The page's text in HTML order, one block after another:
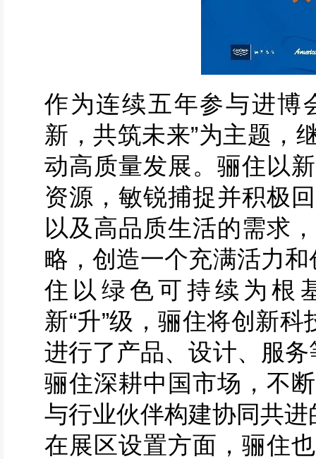
作为连续五年参与进博
新，共筑未来”为主题，
动高质量发展。骊住以
资源，敏锐捕捉并积极
以及高品质生活的需求，
略，创造一个充满活力和
住以绿色可持续为根
新“升”级，骊住将创新
进行了产品、设计、服务
骊住深耕中国市场，不
与行业伙伴构建协同共
在展区设置方面，骊住